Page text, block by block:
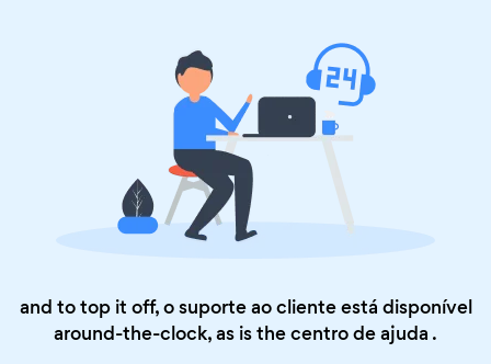
and to top it off, o suporte ao cliente está disponível
around-the-clock, as is thecentro de ajuda .